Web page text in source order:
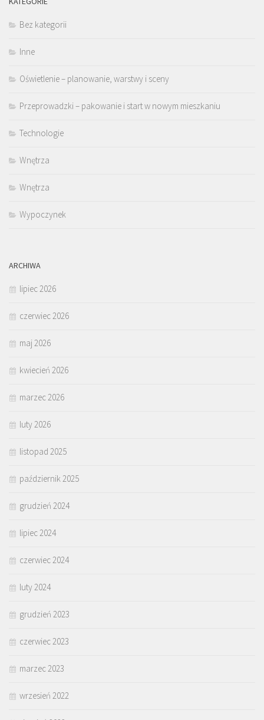
Bez kategorii
Inne
Oświetlenie – planowanie, warstwy i sceny
Przeprowadzki – pakowanie i start w nowym mieszkaniu
Technologie
Wnętrza
Wnętrza
Wypoczynek
ARCHIWA
lipiec 2026
czerwiec 2026
maj 2026
kwiecień 2026
marzec 2026
luty 2026
listopad 2025
październik 2025
grudzień 2024
lipiec 2024
czerwiec 2024
luty 2024
grudzień 2023
czerwiec 2023
marzec 2023
wrzesień 2022